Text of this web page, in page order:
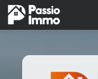
Aller
au
contenu
principal